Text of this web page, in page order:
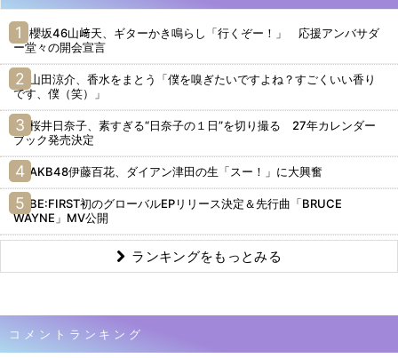
櫻坂46山﨑天、ギターかき鳴らし「行くぞー！」 応援アンバサダ
ー堂々の開会宣言
山田涼介、香水をまとう「僕を嗅ぎたいですよね？すごくいい香り
です、僕（笑）」
桜井日奈子、素すぎる“日奈子の１日”を切り撮る 27年カレンダー
ブック発売決定
AKB48伊藤百花、ダイアン津田の生「スー！」に大興奮
BE:FIRST初のグローバルEPリリース決定＆先行曲「BRUCE
WAYNE」MV公開
ランキングをもっとみる
コメントランキング